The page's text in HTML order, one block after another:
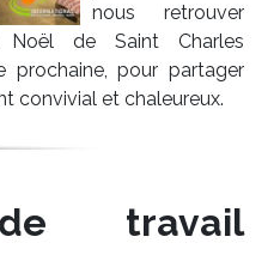
nous retrouver
de Saint Charles
prochaine, pour partager
convivial et chaleureux.
travail